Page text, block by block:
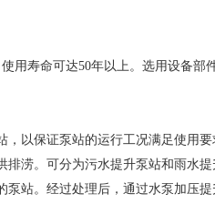
用寿命可达50年以上。选用设备部
以保证泵站的运行工况满足使用要
涝。可分为污水提升泵站和雨水
站。经过处理后，通过水泵加压提